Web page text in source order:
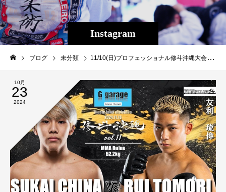
Instagram
ブログ 未分類 11/10(日)プロフェッショナル修斗沖縄大会【THE SHOOTO OKINAWAvol.11】試合見所＆プロフィール紹介⑤沖縄の未来を担うHOPE若干18歳・知名昴海が新人王トーナメント準決勝に出場！対するは沖縄の血も流れる東京の未来を担うHOPE若干17歳・友利 琉偉！◆新人王決定トーナメント準決勝 ストロー級（-５２．２ｋｇ）５分２Ｒ 知名 昴海（沖縄宜野湾/キックボクシングDROP）ＶＳ友利 琉偉（東京/パラエストラ小岩）【名前】知名 昴海（ちなすかい）【所属】キックボクシングDROP 【生年月日】2006年7月21日【身長】160cm【通常体重・階級】55kgストロー 級【出身地】沖縄県宜野湾市 【プロ修斗戦績】2戦2勝【アマチュア戦績】4戦3勝1敗 【SNSアカウント】Instagram ⇒@sukai_mma X:⇒@SUKAI_MMA【試合に向けての意気込み】しっかり自分の実力を出せれば良い結果になると思うので、練習してきた事を信じて、戦いたいと思います【自身のアピールポイント】妹は試合のたびにSNSのフォロワーが数百人増えてプレゼントも届きます。自分も熱い試合をするのでみんな注目してください！プレゼントも受け付けてます笑 【名前】 友利琉偉（ともりるい） 【所属】パラエストラ小岩 【生年月日】 2007年 7月 14日 【身長】 162cm 【通常体重・階級】62kg フライ級 【出身地】 東京都葛飾区 【プロ修斗戦績】 1戦 1勝 0敗【アマチュア戦績】 6戦 4勝 2敗 【SNSアカウント】Instagram ⇒@rui_t.official 【試合に向けての意気込み】 年齢が近いから楽しみです。 デビュー戦判定勝ちだったので、KOでぶっ飛ばしたいです。 【自身の趣味】 友達とご飯を食べるのが好きです。［大会名］プロフェッショナル修斗公式戦沖縄大会 【THE SHOOTO OKINAWA vol.11】［日時］2024年11月10日（日）［開場］14:00［開始］15:00［会場］ミュージックタウン音市場（沖縄市上地1-1-1)［主催］THE BLACKBELT JAPAN［認定］インターナショナル修斗コミッション［協力］一般社団法人日本修斗協会/ＥＶＥＲＧＲＯＵＮＤ/Studio Shine/ＪＭＯＣ/ＧＦＣ[特別メイン協賛]沖縄で車販売車両販売承ります！（那覇市古波蔵2-4-8-1）Instagram→→→https://www.instagram.com/like_impala/【G-garage】[特別協賛] 株式会社ファッションキャンディー/ふしくぶカフェ/沖縄広告株式会社/Deshign.SP41/Privatesalon CrossLine/SUIPARA＃道頓堀ワッフル/京都市役所前法律事務所/カルペディエム沖縄［チケット］完売御礼［お問合わせ］THE BLACKBELT JAPAN TEL:098-851-4739【決定カード】◆ストロー級（-５２．２ｋｇ）５分３Ｒ畠山 隆称（沖縄南城/THE BLACK BELT JAPAN/同級世界ランキング４位）ＶＳマッチョ・ザ・バタフライ（大阪/総合格闘技道場コブラ会/同級世界ランキング５位）◆ストロー級（-５２．２ｋｇ）５分２Ｒ黒部 和沙（東京/TRIBE TOKYO MMA/同級世界ランキング7位））ＶＳ大城 匡史（沖縄糸満/THE BLACK BELT JAPAN） ◆２０２４年度新人王トーナメント準決勝 フライ級（-５６．７ｋｇ）５分２Ｒ山本 壮馬（大阪/パラエストラ和泉）ＶＳ小生 隆弘（沖縄名護/グランドスラムAPP） ◆フライ級（-５６．７ｋｇ）５分２Ｒ宮城 友一（沖縄宜野湾/キックボクシングDROP/同級世界ランキング５位）ＶＳ梅筋毒一郎（大阪/総合格闘技道場コブラ会） ◆２０２４年度新人王決定トーナメント準決勝 ストロー級（-５２．２ｋｇ）５分２Ｒ知名 昴海（沖縄宜野湾/キックボクシングDROP）ＶＳ友利 琉偉（東京/パラエストラ小岩） ◆ストロー級（-５２．２ｋｇ）５分２Ｒ高橋 佑太（広島/BURST）ＶＳ平良 龍一（沖縄那覇/THE BLACK BELT JAPAN）◆ストロー級（-５２．２ｋｇ）５分２Ｒふじい☆ペリー（広島/BURST）ＶＳ金内サイダー雄哉（沖縄那覇/THE BLACK BELT JAPAN） ◆バンタム級（-６１．２ｋｇ）５分２Ｒ山本 敦章（千葉/THE BLACK BELT JAPAN）※デビュー戦ＶＳ水嶋 敬志（福井/THE BLACK BELT JAPAN）※デビュー戦 ◆ストロー級（-５２．２ｋｇ）５分２ＲPINKY（沖縄那覇/THE BLACK BELT JAPAN）ＶＳ濱口 浩大（広島/BURST）※デビュー戦#shooto1110 #修斗 #shooto #EVERGROUND #斬修斗沖縄 #沖縄 #那覇 #コザ #MMA #総合格闘技 #THEBLACKBELTJAPAN
10月
23
2024